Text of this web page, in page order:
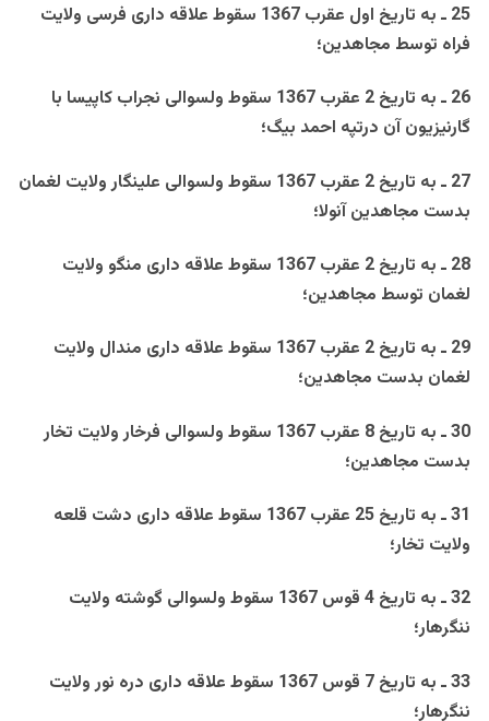
25 ـ به تاريخ اول عقرب 1367 سقوط علاقه داری فرسی ولايت
فراه توسط مجاهدين؛
26 ـ به تاريخ 2 عقرب 1367 سقوط ولسوالی نجراب کاپيسا با
گارنيزيون آن درتپه احمد بيگ؛
27 ـ به تاريخ 2 عقرب 1367 سقوط ولسوالی علينگار ولايت لغمان
بدست مجاهدين آنولا؛
28 ـ به تاريخ 2 عقرب 1367 سقوط علاقه داری منگو ولايت
لغمان توسط مجاهدين؛
29 ـ به تاريخ 2 عقرب 1367 سقوط علاقه داری مندال ولايت
لغمان بدست مجاهدين؛
30 ـ به تاريخ 8 عقرب 1367 سقوط ولسوالی فرخار ولايت تخار
بدست مجاهدين؛
31 ـ به تاريخ 25 عقرب 1367 سقوط علاقه داری دشت قلعه
ولايت تخار؛
32 ـ به تاريخ 4 قوس 1367 سقوط ولسوالی گوشته ولايت
ننگرهار؛
33 ـ به تاريخ 7 قوس 1367 سقوط علاقه داری دره نور ولايت
ننگرهار؛